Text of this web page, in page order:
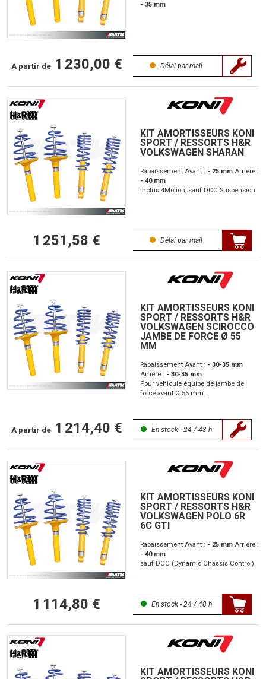
- 35 mm
A partir de 1 230,00 € Délai par mail
KIT AMORTISSEURS KONI
SPORT / RESSORTS H&R
VOLKSWAGEN SHARAN
Rabaissement Avant : - 25 mm Arrière :
- 40 mm
inclus 4Motion, sauf DCC Suspension
1 251,58 € Délai par mail
KIT AMORTISSEURS KONI
SPORT / RESSORTS H&R
VOLKSWAGEN SCIROCCO
JAMBE DE FORCE Ø 55
MM
Rabaissement Avant : - 30-35 mm
Arrière : - 30-35 mm
Pour vehicule équipe de jambe de
force avant Ø 55 mm.
A partir de 1 214,40 € En stock - 24 / 48 h
KIT AMORTISSEURS KONI
SPORT / RESSORTS H&R
VOLKSWAGEN POLO 6R
6C GTI
Rabaissement Avant : - 25 mm Arrière :
- 40 mm
sauf DCC (Dynamic Chassis Control)
1 114,80 € En stock - 24 / 48 h
KIT AMORTISSEURS KONI